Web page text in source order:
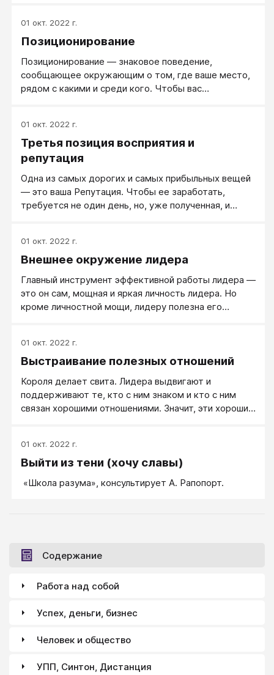
01 окт. 2022 г.
Позиционирование
Позиционирование — знаковое поведение,
сообщающее окружающим о том, где ваше место,
рядом с какими и среди кого. Чтобы вас
начинаете общаться в большей степени? что
сообщаете о себе в первую очередь? держитесь
как кто?
01 окт. 2022 г.
Третья позиция восприятия и
репутация
Одна из самых дорогих и самых прибыльных вещей
— это ваша Репутация. Чтобы ее заработать,
требуется не один день, но, уже полученная, и
01 окт. 2022 г.
Внешнее окружение лидера
Главный инструмент эффективной работы лидера —
это он сам, мощная и яркая личность лидера. Но
кроме личностной мощи, лидеру полезна его
силы.
01 окт. 2022 г.
Выстраивание полезных отношений
Короля делает свита. Лидера выдвигают и
поддерживают те, кто с ним знаком и кто с ним
связан хорошими отношениями. Значит, эти хорошие
01 окт. 2022 г.
Выйти из тени (хочу славы)
«Школа разума», консультирует А. Рапопорт.
Содержание
Работа над собой
Успех, деньги, бизнес
Человек и общество
УПП, Синтон, Дистанция